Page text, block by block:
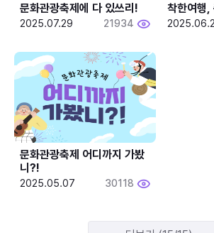
문화관광축제에 다 있쓰리!
2025.07.29 21934
착한여행,
문화관광축제 어디까지 가봤
니?!
2025.05.07 30118